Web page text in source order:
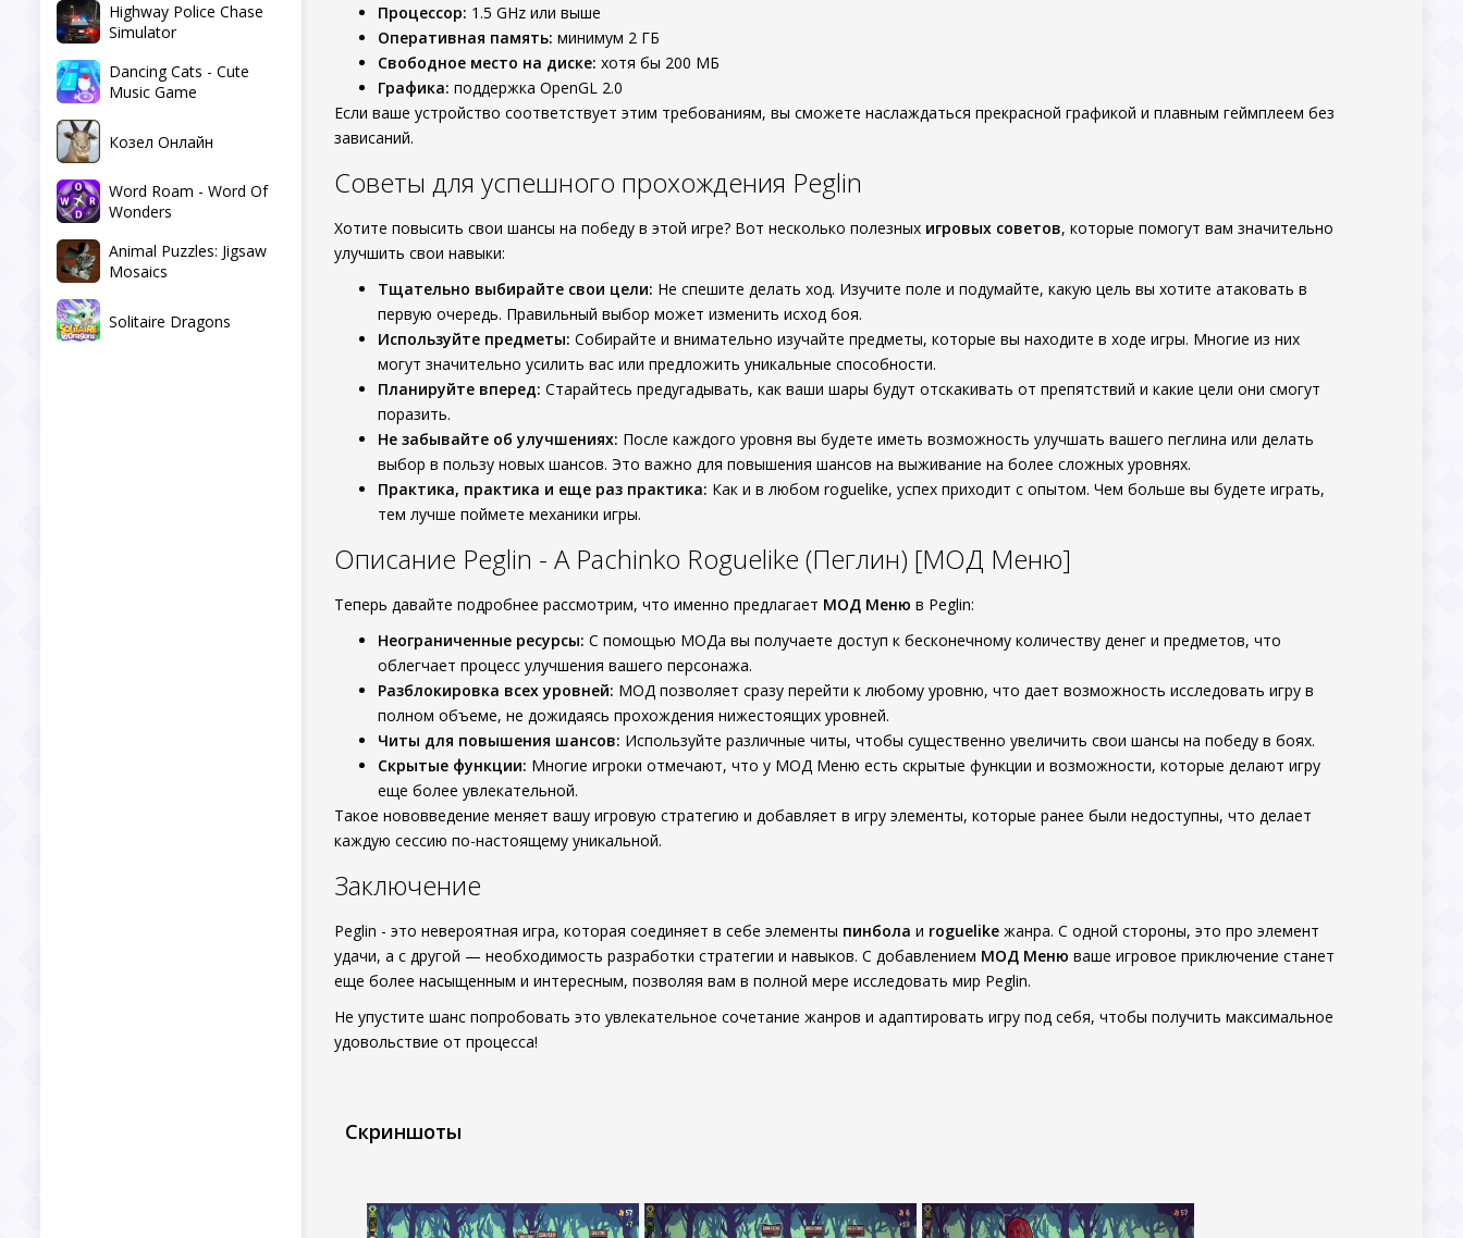
Highway Police Chase
Simulator
Dancing Cats - Cute
Music Game
Козел Онлайн
Word Roam - Word Of
Wonders
Animal Puzzles: Jigsaw
Mosaics
Solitaire Dragons
Процессор: 1.5 GHz или выше
Оперативная память: минимум 2 ГБ
Свободное место на диске: хотя бы 200 МБ
Графика: поддержка OpenGL 2.0
Если ваше устройство соответствует этим требованиям, вы сможете наслаждаться прекрасной графикой и плавным геймплеем без
зависаний.
Советы для успешного прохождения Peglin
Хотите повысить свои шансы на победу в этой игре? Вот несколько полезных игровых советов, которые помогут вам значительно
улучшить свои навыки:
Тщательно выбирайте свои цели: Не спешите делать ход. Изучите поле и подумайте, какую цель вы хотите атаковать в
первую очередь. Правильный выбор может изменить исход боя.
Используйте предметы: Собирайте и внимательно изучайте предметы, которые вы находите в ходе игры. Многие из них
могут значительно усилить вас или предложить уникальные способности.
Планируйте вперед: Старайтесь предугадывать, как ваши шары будут отскакивать от препятствий и какие цели они смогут
поразить.
Не забывайте об улучшениях: После каждого уровня вы будете иметь возможность улучшать вашего пеглина или делать
выбор в пользу новых шансов. Это важно для повышения шансов на выживание на более сложных уровнях.
Практика, практика и еще раз практика: Как и в любом roguelike, успех приходит с опытом. Чем больше вы будете играть,
тем лучше поймете механики игры.
Описание Peglin - A Pachinko Roguelike (Пеглин) [МОД Меню]
Теперь давайте подробнее рассмотрим, что именно предлагает МОД Меню в Peglin:
Неограниченные ресурсы: С помощью МОДа вы получаете доступ к бесконечному количеству денег и предметов, что
облегчает процесс улучшения вашего персонажа.
Разблокировка всех уровней: МОД позволяет сразу перейти к любому уровню, что дает возможность исследовать игру в
полном объеме, не дожидаясь прохождения нижестоящих уровней.
Читы для повышения шансов: Используйте различные читы, чтобы существенно увеличить свои шансы на победу в боях.
Скрытые функции: Многие игроки отмечают, что у МОД Меню есть скрытые функции и возможности, которые делают игру
еще более увлекательной.
Такое нововведение меняет вашу игровую стратегию и добавляет в игру элементы, которые ранее были недоступны, что делает
каждую сессию по-настоящему уникальной.
Заключение
Peglin - это невероятная игра, которая соединяет в себе элементы пинбола и roguelike жанра. С одной стороны, это про элемент
удачи, а с другой — необходимость разработки стратегии и навыков. С добавлением МОД Меню ваше игровое приключение станет
еще более насыщенным и интересным, позволяя вам в полной мере исследовать мир Peglin.
Не упустите шанс попробовать это увлекательное сочетание жанров и адаптировать игру под себя, чтобы получить максимальное
удовольствие от процесса!
Скриншоты